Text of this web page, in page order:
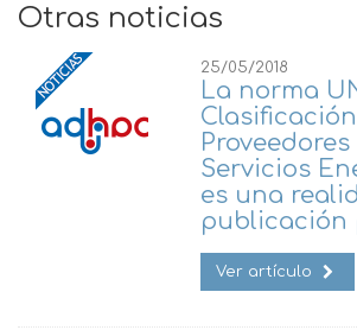
Otras noticias
25/05/2018
La norma
Proveedores
Servicios
es una
publicación
Ver artículo